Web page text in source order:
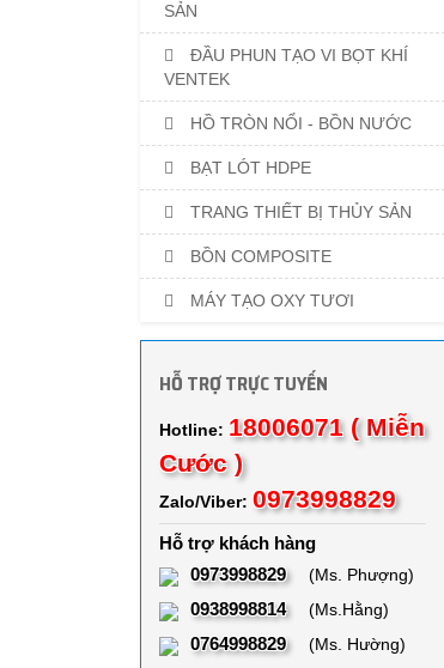
SẢN
ĐẦU PHUN TẠO VI BỌT KHÍ
VENTEK
HỒ TRÒN NỔI - BỒN NƯỚC
BẠT LÓT HDPE
TRANG THIẾT BỊ THỦY SẢN
BỒN COMPOSITE
MÁY TẠO OXY TƯƠI
HỖ TRỢ TRỰC TUYẾN
Hotline: 18006071 ( Miễn
Cước )
Zalo/Viber: 0973998829
Hỗ trợ khách hàng
0973998829
(Ms. Phượng)
0938998814 (Ms.Hằng)
0764998829 (Ms. Hường)